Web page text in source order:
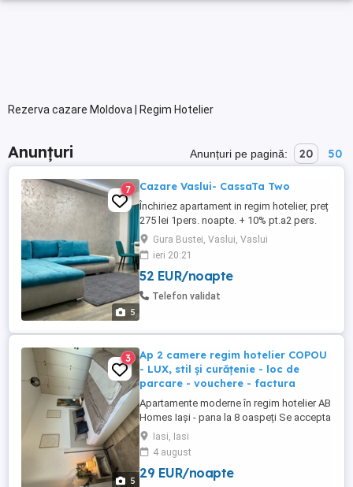
Rezerva cazare Moldova | Regim Hotelier
Anunțuri Anunțuri pe pagină: 20 50
5
7 Cazare Vaslui- CassaTa Two
Închiriez apartament in regim hotelier, preț
275 lei 1pers. noapte. + 10% pt.a2 pers.
Pretul este negociabil in funcție de nr.de
persoane, perioada de închiriere. NU
ESCORTE
Gura Bustei, Vaslui, Vaslui
ieri 20:21
52 EUR/noapte
Telefon validat
5
3
Ap 2 camere regim hotelier COPOU
- LUX, stil și curățenie - loc de
parcare - vouchere - factura
Apartamente moderne în regim hotelier AB
Homes Iași - pana la 8 oaspeți Se accepta
plata cu vochere de vacanță - se oferă
factura whatsapp: zero șapte patru noua
cinci cinci opt șapte zero cinci Descoperă
confortul de acasă în apartamentele AB
Iasi, Iasi
4 august
29 EUR/noapte